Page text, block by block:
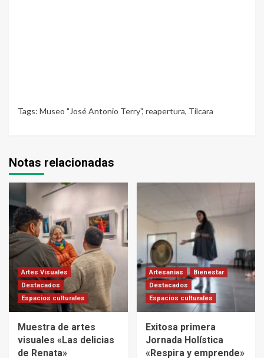
Tags: Museo "José Antonio Terry", reapertura, Tilcara
Notas relacionadas
Artes Visuales
Destacados
Espacios culturales
Muestra de artes
visuales «Las delicias
de Renata»
Artesanias
Bienestar
Destacados
Espacios culturales
Exitosa primera
Jornada Holística
«Respira y emprende»